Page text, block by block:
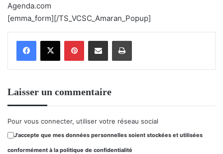
Agenda.com
[emma_form][/TS_VCSC_Amaran_Popup]
Laisser un commentaire
Pour vous connecter, utiliser votre réseau social
J'accepte que mes données personnelles soient stockées et utilisées
conformément à la politique de confidentialité